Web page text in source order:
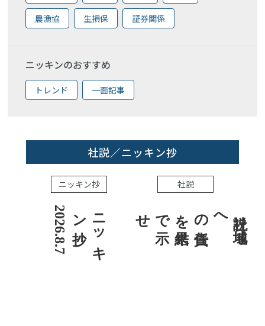
農漁協 生損保 証券関係
ニッキンのおすすめ
トレンド 一面記事
社説／ニッキン抄
ニッキン抄
ニ
ッ
キ
ン抄
2
0
2
6
.
8
.
7
社説
社説 地域への責任を結果で示せ